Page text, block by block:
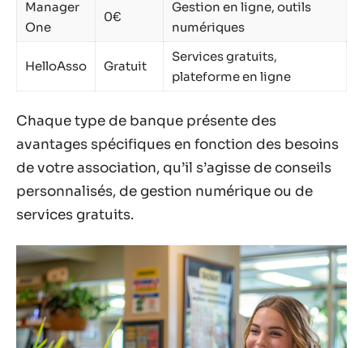
Manager
One
0€
Gestion en ligne, outils
numériques
HelloAsso Gratuit
Services gratuits,
plateforme en ligne
Chaque type de banque présente des
avantages spécifiques en fonction des besoins
de votre association, qu’il s’agisse de conseils
personnalisés, de gestion numérique ou de
services gratuits.